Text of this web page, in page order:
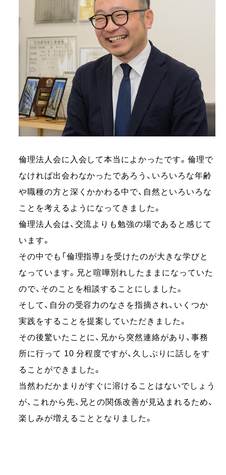
倫理法人会に入会して本当によかったです。倫理で
なければ出会わなかったであろう、いろいろな年齢
や職種の方と深くかかわる中で、自然といろいろな
ことを考えるようになってきました。
倫理法人会は、交流よりも勉強の場であると感じて
います。
その中でも「倫理指導」を受けたのが大きな学びと
なっています。兄と喧嘩別れしたままになっていた
ので、そのことを相談することにしました。
そして、自分の受容力のなさを指摘され、いくつか
実践をすることを提案していただきました。
その後驚いたことに、兄から突然連絡があり、事務
所に行って 10 分程度ですが、久しぶりに話しをす
ることができました。
当然わだかまりがすぐに溶けることはないでしょう
が、これから先、兄との関係改善が見込まれるため、
楽しみが増えることとなりました。